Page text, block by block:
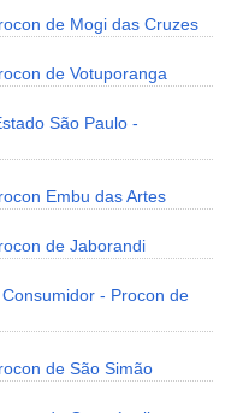
de Mogi das Cruzes
de Votuporanga
São Paulo -
Embu das Artes
de Jaborandi
- Procon de
de São Simão